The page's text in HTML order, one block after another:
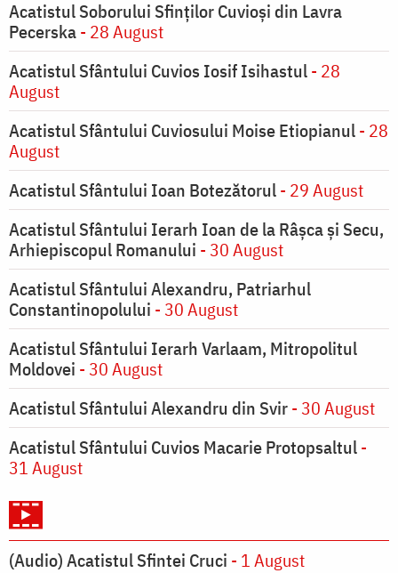
Acatistul Soborului Sfinților Cuvioși din Lavra
Pecerska- 28 August
Acatistul Sfântului Cuvios Iosif Isihastul- 28
August
Acatistul Sfântului Cuviosului Moise Etiopianul- 28
August
Acatistul Sfântului Ioan Botezătorul- 29 August
Acatistul Sfântului Ierarh Ioan de la Râşca şi Secu,
Arhiepiscopul Romanului - 30 August
Acatistul Sfântului Alexandru, Patriarhul
Constantinopolului - 30 August
Acatistul Sfântului Ierarh Varlaam, Mitropolitul
Moldovei - 30 August
Acatistul Sfântului Alexandru din Svir- 30 August
Acatistul Sfântului Cuvios Macarie Protopsaltul-
31 August
(Audio) Acatistul Sfintei Cruci - 1 August